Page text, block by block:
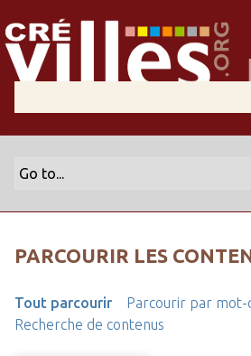
PARCOURIR LES
Tout parcourir
Parcourir par mot-
Recherche de contenus